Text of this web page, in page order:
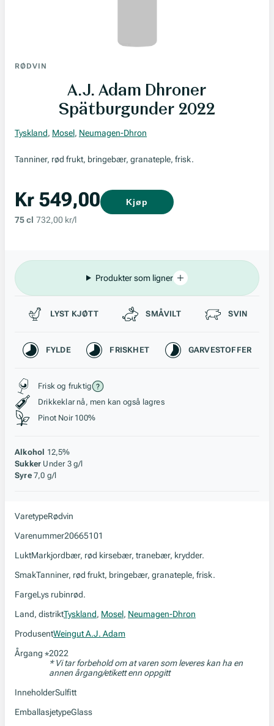
RØDVIN
A.J. Adam Dhroner
Spätburgunder 2022
Tyskland, Mosel, Neumagen-Dhron
Tanniner, rød frukt, bringebær, granateple, frisk.
Kr 549,00
75 cl 732,00 kr/l
Kjøp
Produkter som ligner
Passer til
LYST KJØTT SMÅVILT SVIN
Karakteristikk
FYLDE FRISKHET GARVESTOFFER
Stil, lagring og råstoff
Frisk og fruktig
Drikkeklar nå, men kan også lagres
Pinot Noir 100%
Alkohol 12,5%
Sukker Under 3 g/l
Syre 7,0 g/l
VaretypeRødvin
Varenummer20665101
LuktMarkjordbær, rød kirsebær, tranebær, krydder.
SmakTanniner, rød frukt, bringebær, granateple, frisk.
FargeLys rubinrød.
Land, distriktTyskland, Mosel, Neumagen-Dhron
ProdusentWeingut A.J. Adam
Årgang *2022
* Vi tar forbehold om at varen som leveres kan ha en
annen årgang/etikett enn oppgitt
InneholderSulfitt
EmballasjetypeGlass